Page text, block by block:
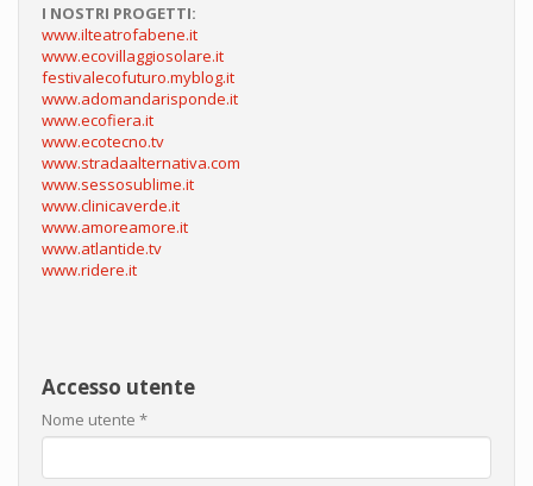
I NOSTRI PROGETTI:
www.ilteatrofabene.it
www.ecovillaggiosolare.it
festivalecofuturo.myblog.it
www.adomandarisponde.it
www.ecofiera.it
www.ecotecno.tv
www.stradaalternativa.com
www.sessosublime.it
www.clinicaverde.it
www.amoreamore.it
www.atlantide.tv
www.ridere.it
Accesso utente
Nome utente *